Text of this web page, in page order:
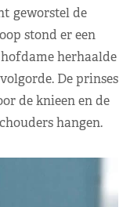
geworstel de
stond er een
herhaalde
De prinses
de knieen en de
hangen.